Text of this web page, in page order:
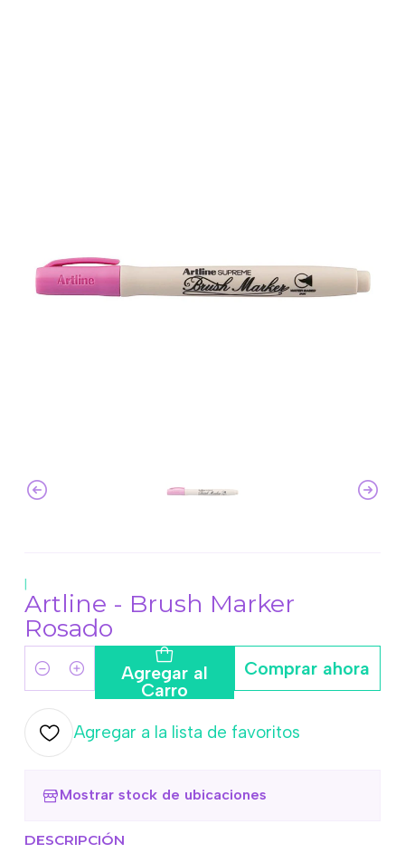
|
Artline - Brush Marker
Rosado
Cantidad Agregar al
Carro
Comprar ahora
Agregar a la lista de favoritos
Mostrar stock de ubicaciones
DESCRIPCIÓN